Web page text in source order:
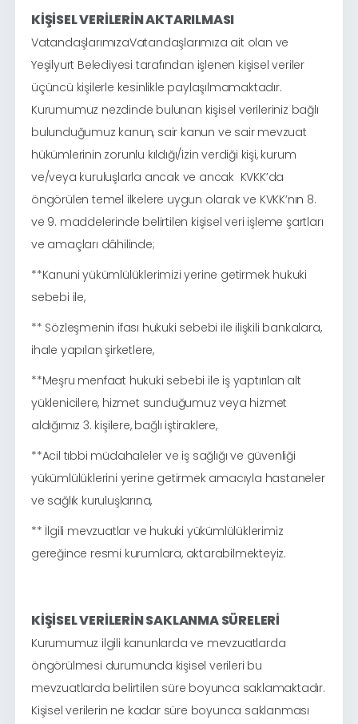
KİŞİSEL VERİLERİN AKTARILMASI
VatandaşlarımızaVatandaşlarımıza ait olan ve
Yeşilyurt Belediyesi tarafından işlenen kişisel veriler
üçüncü kişilerle kesinlikle paylaşılmamaktadır.
Kurumumuz nezdinde bulunan kişisel verileriniz bağlı
bulunduğumuz kanun, sair kanun ve sair mevzuat
hükümlerinin zorunlu kıldığı/izin verdiği kişi, kurum
ve/veya kuruluşlarla ancak ve ancak KVKK’da
öngörülen temel ilkelere uygun olarak ve KVKK’nın 8.
ve 9. maddelerinde belirtilen kişisel veri işleme şartları
ve amaçları dâhilinde;
**Kanuni yükümlülüklerimizi yerine getirmek hukuki
sebebi ile,
** Sözleşmenin ifası hukuki sebebi ile ilişkili bankalara,
ihale yapılan şirketlere,
**Meşru menfaat hukuki sebebi ile iş yaptırılan alt
yüklenicilere, hizmet sunduğumuz veya hizmet
aldığımız 3. kişilere, bağlı iştiraklere,
**Acil tıbbi müdahaleler ve iş sağlığı ve güvenliği
yükümlülüklerini yerine getirmek amacıyla hastaneler
ve sağlık kuruluşlarına,
** İlgili mevzuatlar ve hukuki yükümlülüklerimiz
gereğince resmi kurumlara, aktarabilmekteyiz.
KİŞİSEL VERİLERİN SAKLANMA SÜRELERİ
Kurumumuz ilgili kanunlarda ve mevzuatlarda
öngörülmesi durumunda kişisel verileri bu
mevzuatlarda belirtilen süre boyunca saklamaktadır.
Kişisel verilerin ne kadar süre boyunca saklanması